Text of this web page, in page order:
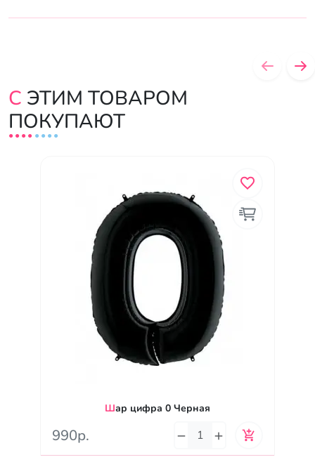
С ЭТИМ ТОВАРОМ
ПОКУПАЮТ
Шар цифра 0 Черная
990р.